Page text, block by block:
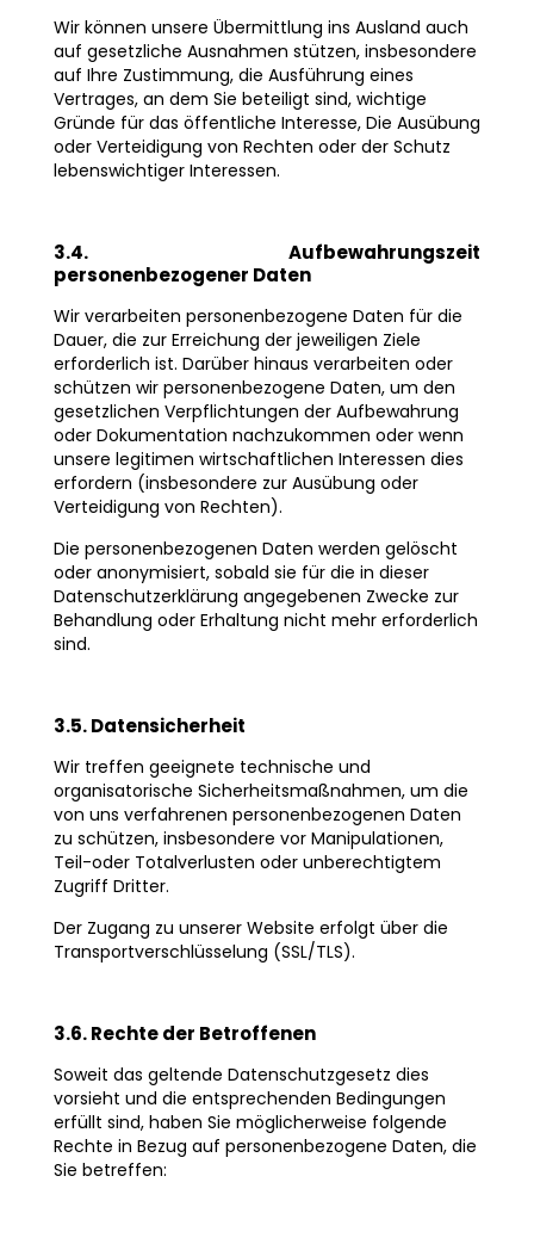
Wir können unsere Übermittlung ins Ausland auch
auf gesetzliche Ausnahmen stützen, insbesondere
auf Ihre Zustimmung, die Ausführung eines
Vertrages, an dem Sie beteiligt sind, wichtige
Gründe für das öffentliche Interesse, Die Ausübung
oder Verteidigung von Rechten oder der Schutz
lebenswichtiger Interessen.
3.4. Aufbewahrungszeit
personenbezogener Daten
Wir verarbeiten personenbezogene Daten für die
Dauer, die zur Erreichung der jeweiligen Ziele
erforderlich ist. Darüber hinaus verarbeiten oder
schützen wir personenbezogene Daten, um den
gesetzlichen Verpflichtungen der Aufbewahrung
oder Dokumentation nachzukommen oder wenn
unsere legitimen wirtschaftlichen Interessen dies
erfordern (insbesondere zur Ausübung oder
Verteidigung von Rechten).
Die personenbezogenen Daten werden gelöscht
oder anonymisiert, sobald sie für die in dieser
Datenschutzerklärung angegebenen Zwecke zur
Behandlung oder Erhaltung nicht mehr erforderlich
sind.
3.5. Datensicherheit
Wir treffen geeignete technische und
organisatorische Sicherheitsmaßnahmen, um die
von uns verfahrenen personenbezogenen Daten
zu schützen, insbesondere vor Manipulationen,
Teil-oder Totalverlusten oder unberechtigtem
Zugriff Dritter.
Der Zugang zu unserer Website erfolgt über die
Transportverschlüsselung (SSL/TLS).
3.6. Rechte der Betroffenen
Soweit das geltende Datenschutzgesetz dies
vorsieht und die entsprechenden Bedingungen
erfüllt sind, haben Sie möglicherweise folgende
Rechte in Bezug auf personenbezogene Daten, die
Sie betreffen: